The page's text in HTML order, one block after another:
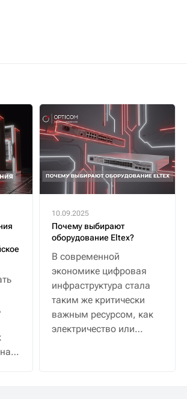
10.09.2025
Почему выбирают
оборудование Eltex?
В современной
экономике цифровая
инфраструктура стала
таким же критически
важным ресурсом, как
электричество или